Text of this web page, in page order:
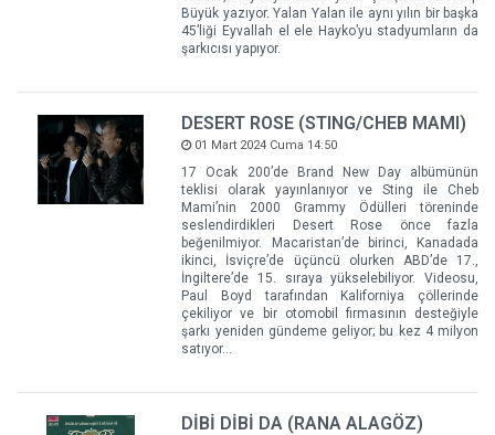
Büyük yazıyor. Yalan Yalan ile aynı yılın bir başka
45’liği Eyvallah el ele Hayko’yu stadyumların da
şarkıcısı yapıyor.
DESERT ROSE (STING/CHEB MAMI)
01 Mart 2024 Cuma 14:50
17 Ocak 200’de Brand New Day albümünün
teklisi olarak yayınlanıyor ve Sting ile Cheb
Mami’nin 2000 Grammy Ödülleri töreninde
seslendirdikleri Desert Rose önce fazla
beğenilmiyor. Macaristan’de birinci, Kanadada
ikinci, İsviçre’de üçüncü olurken ABD’de 17.,
İngiltere’de 15. sıraya yükselebiliyor. Videosu,
Paul Boyd tarafından Kaliforniya çöllerinde
çekiliyor ve bir otomobil firmasının desteğiyle
şarkı yeniden gündeme geliyor; bu kez 4 milyon
satıyor…
DİBİ DİBİ DA (RANA ALAGÖZ)